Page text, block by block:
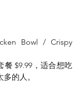
Bowl / Crispy
餐 $9.99，适合想吃
的人。